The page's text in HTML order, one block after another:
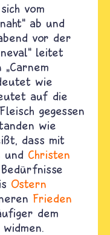
vom
ab und
vor der
leitet
wie
auf die
gegessen
wie
dass mit
und Christen
Ostern
Frieden
dem